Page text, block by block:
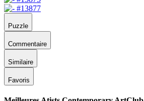
Puzzle
Commentaire
Similaire
Favoris